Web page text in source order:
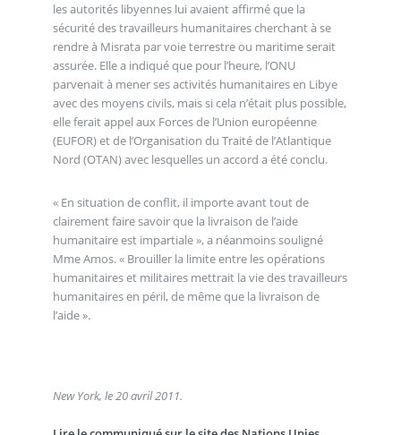
les autorités libyennes lui avaient affirmé que la
sécurité des travailleurs humanitaires cherchant à se
rendre à Misrata par voie terrestre ou maritime serait
assurée. Elle a indiqué que pour l’heure, l’ONU
parvenait à mener ses activités humanitaires en Libye
avec des moyens civils, mais si cela n’était plus possible,
elle ferait appel aux Forces de l’Union européenne
(EUFOR) et de l’Organisation du Traité de l’Atlantique
Nord (OTAN) avec lesquelles un accord a été conclu.
« En situation de conflit, il importe avant tout de
clairement faire savoir que la livraison de l’aide
humanitaire est impartiale », a néanmoins souligné
Mme Amos. « Brouiller la limite entre les opérations
humanitaires et militaires mettrait la vie des travailleurs
humanitaires en péril, de même que la livraison de
l’aide ».
New York, le 20 avril 2011.